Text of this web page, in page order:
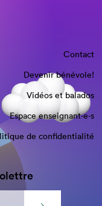
Contact
Devenir bénévole!
Vidéos et balados
Espace enseignant·e⋅s
de confidentialité